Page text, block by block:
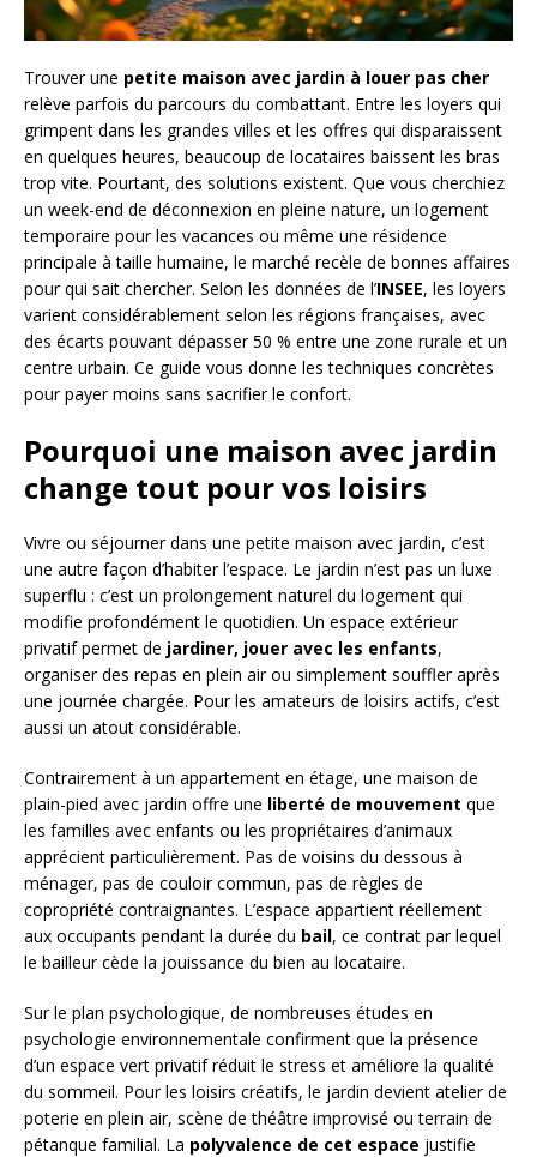
Trouver une petite maison avec jardin à louer pas cher
relève parfois du parcours du combattant. Entre les loyers qui
grimpent dans les grandes villes et les offres qui disparaissent
en quelques heures, beaucoup de locataires baissent les bras
trop vite. Pourtant, des solutions existent. Que vous cherchiez
un week-end de déconnexion en pleine nature, un logement
temporaire pour les vacances ou même une résidence
principale à taille humaine, le marché recèle de bonnes affaires
pour qui sait chercher. Selon les données de l’INSEE, les loyers
varient considérablement selon les régions françaises, avec
des écarts pouvant dépasser 50 % entre une zone rurale et un
centre urbain. Ce guide vous donne les techniques concrètes
pour payer moins sans sacrifier le confort.
Pourquoi une maison avec jardin
change tout pour vos loisirs
Vivre ou séjourner dans une petite maison avec jardin, c’est
une autre façon d’habiter l’espace. Le jardin n’est pas un luxe
superflu : c’est un prolongement naturel du logement qui
modifie profondément le quotidien. Un espace extérieur
privatif permet de jardiner, jouer avec les enfants,
organiser des repas en plein air ou simplement souffler après
une journée chargée. Pour les amateurs de loisirs actifs, c’est
aussi un atout considérable.
Contrairement à un appartement en étage, une maison de
plain-pied avec jardin offre une liberté de mouvement que
les familles avec enfants ou les propriétaires d’animaux
apprécient particulièrement. Pas de voisins du dessous à
ménager, pas de couloir commun, pas de règles de
copropriété contraignantes. L’espace appartient réellement
aux occupants pendant la durée du bail, ce contrat par lequel
le bailleur cède la jouissance du bien au locataire.
Sur le plan psychologique, de nombreuses études en
psychologie environnementale confirment que la présence
d’un espace vert privatif réduit le stress et améliore la qualité
du sommeil. Pour les loisirs créatifs, le jardin devient atelier de
poterie en plein air, scène de théâtre improvisé ou terrain de
pétanque familial. La polyvalence de cet espace justifie